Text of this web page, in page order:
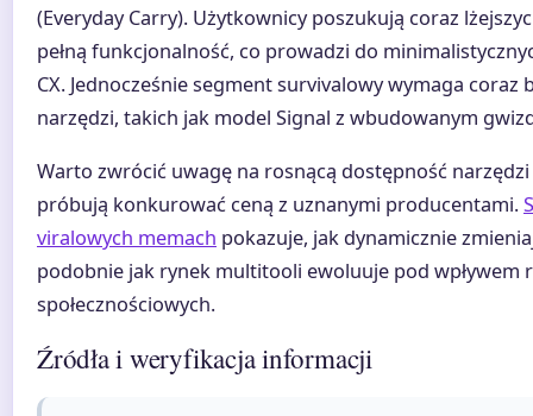
(Everyday Carry). Użytkownicy poszukują coraz
pełną funkcjonalność, co prowadzi do
CX. Jednocześnie segment survivalowy wymaga coraz
narzędzi, takich jak model Signal z wbudowanym
Warto zwrócić uwagę na rosnącą dostępność
próbują konkurować ceną z uznanymi producentami.
viralowych memach pokazuje, jak dynamicznie
podobnie jak rynek multitooli ewoluuje pod wpływem
społecznościowych.
Źródła i weryfikacja informacji